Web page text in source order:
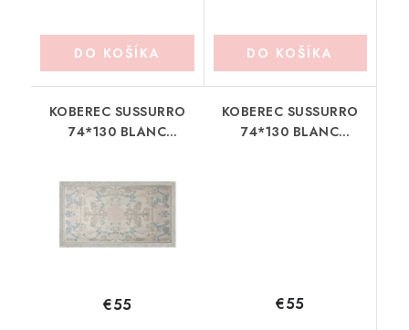
DO KOŠÍKA DO KOŠÍKA
KOBEREC SUSSURRO
74*130 BLANC
€55
KOBEREC SUSSURRO
74*130 BLANC
€55